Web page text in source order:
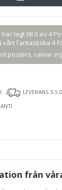
har lagt till 0 av 4
vårt fantastiska 4
posters, ramar
LEVERANS 3-5
från